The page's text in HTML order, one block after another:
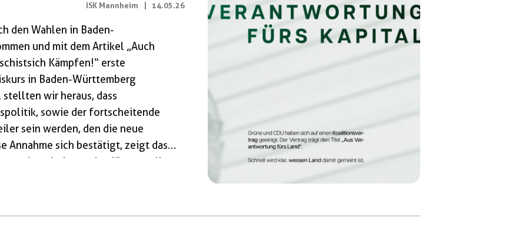
ISK Mannheim 14.05.26
den Wahlen in Baden-
und mit dem Artikel „Auch
Kämpfen!“ erste
in Baden-Württemberg
wir heraus, dass
sowie der fortscheitende
sein werden, den die neue
Annahme sich bestätigt, zeigt das
der arbeitetenden Klasse soll